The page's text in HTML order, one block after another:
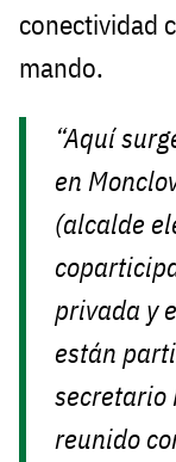
conectividad
mando.
“Aquí
en
(alcalde
privada y
están
secretario
reunido